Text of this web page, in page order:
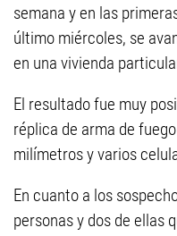
semana y en las
último miércoles, se
en una vivienda
El resultado fue muy
réplica de arma de
milímetros y varios
En cuanto a los
personas y dos de ellas